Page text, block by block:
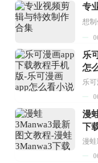
专
乐
怎
漫
下